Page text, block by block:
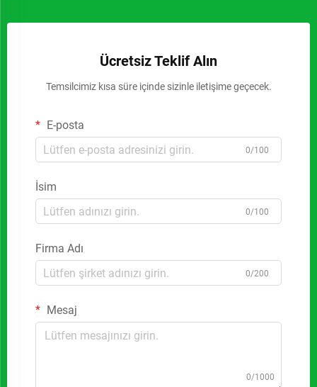
Ücretsiz Teklif Alın
Temsilcimiz kısa süre içinde sizinle iletişime geçecek.
E-posta
0/100
İsim
0/100
Firma Adı
0/200
Mesaj
0/1000